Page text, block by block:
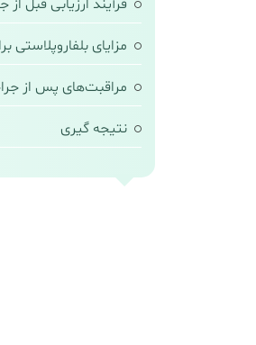
فرآیند ارزیابی قبل از
مزایای بلفاروپلاستی
مراقبت‌های پس از
نتیجه‌ گیری